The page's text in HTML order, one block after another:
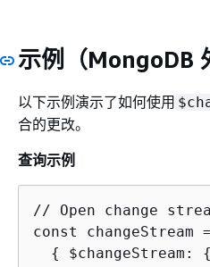
示例（MongoDB
以下示例演示了如何使用
合的更改。
查询示例
// Open change
const
{
$changeStream: {